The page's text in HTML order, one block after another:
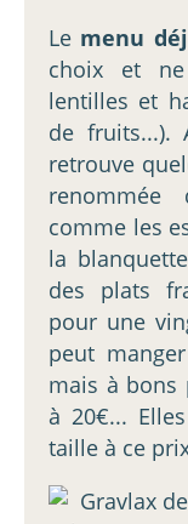
Le menu
choix et
lentilles et
de fruits...).
retrouve
renommée
comme les
la
des plats
pour une
peut
mais à bons
à 20€...
taille à ce